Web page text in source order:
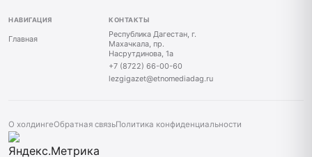
НАВИГАЦИЯ
Главная
КОНТАКТЫ
Республика Дагестан, г.
Махачкала, пр.
Насрутдинова, 1а
+7 (8722) 66-00-60
lezgigazet@etnomediadag.ru
О холдингеОбратная связьПолитика конфиденциальности